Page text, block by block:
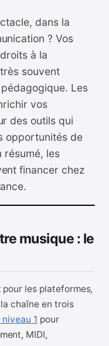
dans la
? Vos
à la
souvent
Les
vos
des outils qui
opportunités de
résumé, les
financer chez
musique : le
les plateformes,
chaîne en trois
niveau 1 pour
MIDI,